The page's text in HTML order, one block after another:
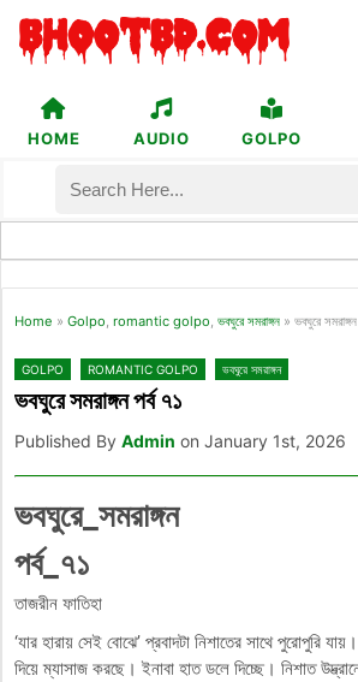
HOME AUDIO GOLPO
Home » Golpo, romantic golpo, ভবঘুরে সমরাঙ্গন » ভবঘুরে
GOLPO ROMANTIC GOLPO ভবঘুরে সমরাঙ্গন
ভবঘুরে সমরাঙ্গন পর্ব ৭১
Published By Admin on January 1st, 2026
ভবঘুরে_সমরাঙ্গন
পর্ব_৭১
তাজরীন ফাতিহা
‘যার হারায় সেই বোঝে’ প্রবাদটা নিশাতের সাথে পুরোপুরি
দিয়ে ম্যাসাজ করছে। ইনাবা হাত ডলে দিচ্ছে। নিশাত